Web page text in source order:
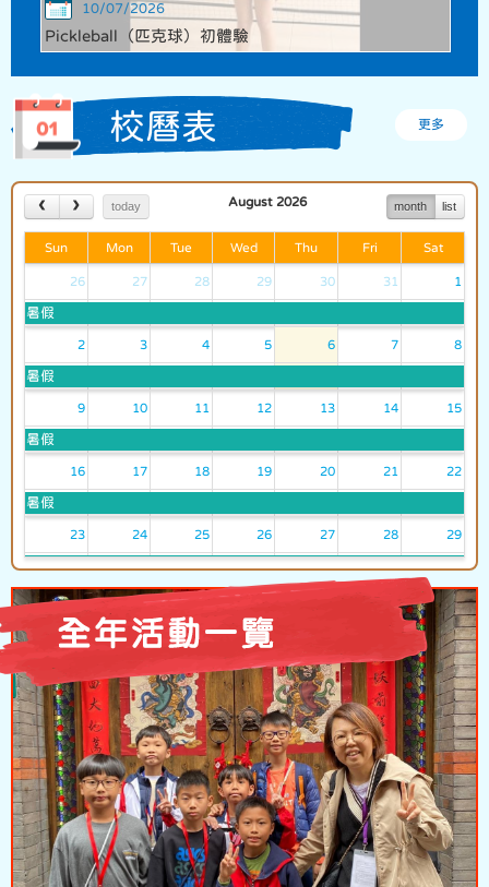
10/07/2026
Pickleball（匹克球）初體驗
更多
校曆表
today month list
August 2026
Sun Mon Tue Wed Thu Fri Sat
26 27 28 29 30 31 1
暑假
2 3 4 5 6 7 8
暑假
9 10 11 12 13 14 15
暑假
16 17 18 19 20 21 22
暑假
23 24 25 26 27 28 29
暑假
30 31 2 5